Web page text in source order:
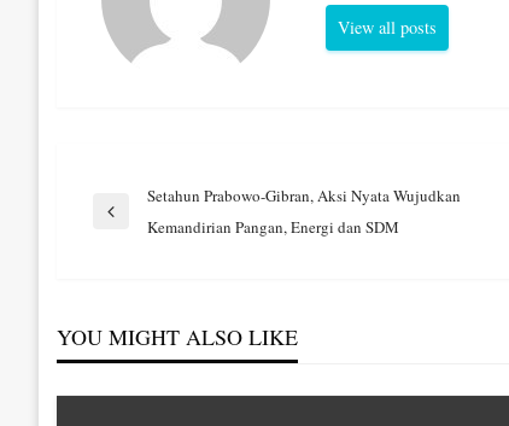
View all posts
Navigasi
Previous
Setahun Prabowo-Gibran, Aksi Nyata Wujudkan
Kemandirian Pangan, Energi dan SDM
YOU MIGHT ALSO LIKE